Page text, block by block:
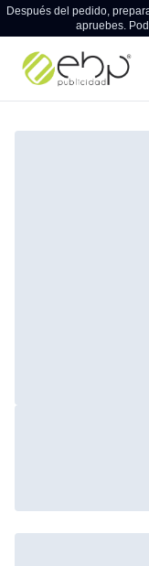
Después del pedido,
apruebes.